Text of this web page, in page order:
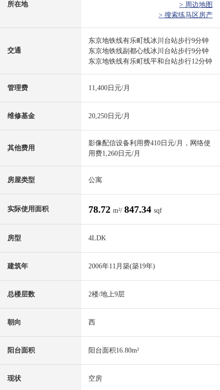
所在地
> 周边地图
> 搜索练马区房产
交通
东京地铁线有乐町线冰川台站步行9分钟
东京地铁线副都心线冰川台站步行9分钟
东京地铁线有乐町线平和台站步行12分钟
管理费 11,400日元/月
维修基金 20,250日元/月
其他费用
影像配信设备利用费410日元/月，网络使
用费1,260日元/月
房屋类型 公寓
实际使用面积 78.72 m²/ 847.34 sqf
房型 4LDK
建筑年 2006年11月築(築19年)
总楼层数 2楼/地上9层
朝向 西
阳台面积 阳台面积16.80m²
现状 空房